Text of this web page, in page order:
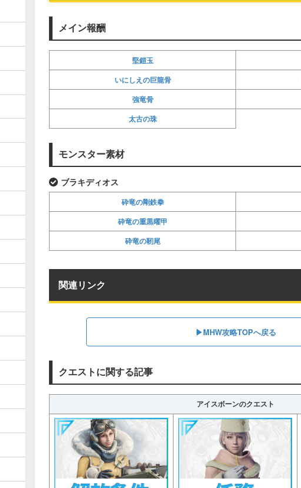
メイン報酬
堅鎧玉
いにしえの巨龍骨
強竜骨
太古の珠
モンスター素材
ブラキディオス
砕竜の剛鉄拳
砕竜の重黒曜甲
砕竜の靭尾
関連リンク
▶MHW攻略TOPへ戻る
クエストに関する記事
アイスボーンのクエスト